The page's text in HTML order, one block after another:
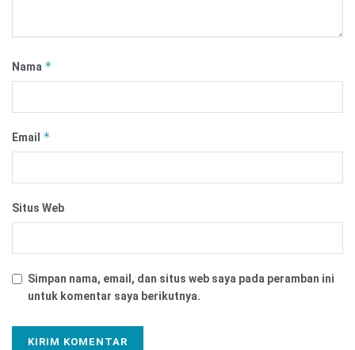
Nama *
Email *
Situs Web
Simpan nama, email, dan situs web saya pada peramban ini
untuk komentar saya berikutnya.